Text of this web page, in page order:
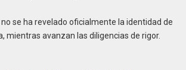
se ha revelado oficialmente la identidad de
mientras avanzan las diligencias de rigor.